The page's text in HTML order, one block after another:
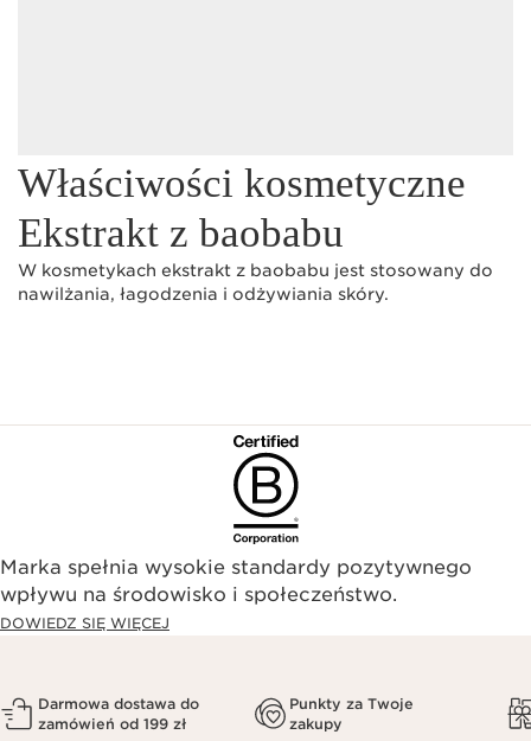
Właściwości kosmetyczne
Ekstrakt z baobabu
W kosmetykach ekstrakt z baobabu jest stosowany do
nawilżania, łagodzenia i odżywiania skóry.
Marka spełnia wysokie standardy pozytywnego
wpływu na środowisko i społeczeństwo.​
DOWIEDZ SIĘ WIĘCEJ
Darmowa dostawa do
zamówień od 199 zł
Punkty za Twoje
zakupy